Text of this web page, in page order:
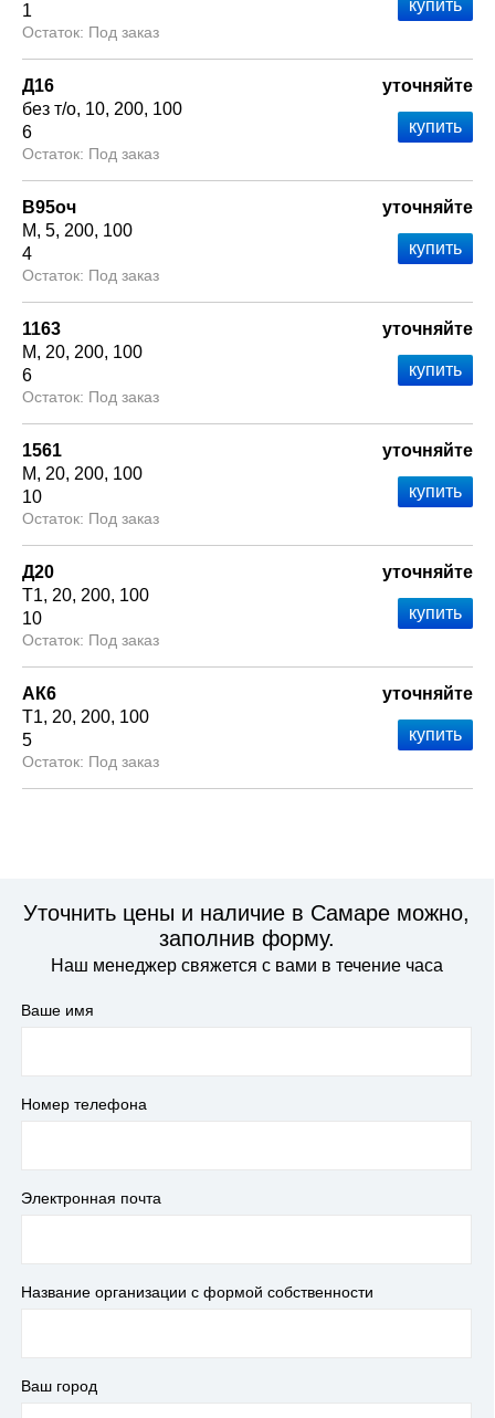
1
Под заказ
Д16
без т/о 10 200 100
6
Под заказ
уточняйте
В95оч
М 5 200 100
4
Под заказ
уточняйте
1163
М
20 200 100
6
Под заказ
уточняйте
1561
М
20 200 100
10
Под заказ
уточняйте
Д20
Т1 20 200 100
10
Под заказ
уточняйте
АК6
Т1 20 200 100
5
Под заказ
уточняйте
Уточнить цены и наличие в Самаре можно,
заполнив форму.
Наш менеджер свяжется с вами в течение часа
Ваше имя
Номер телефона
Электронная почта
Название организации с формой собственности
Ваш город